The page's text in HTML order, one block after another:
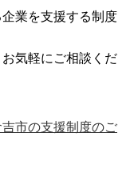
業を支援する制度
気軽にご相談くだ
吉市の支援制度のご